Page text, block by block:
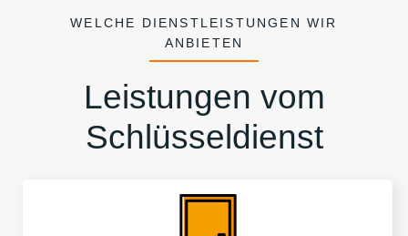
WELCHE DIENSTLEISTUNGEN WIR
ANBIETEN
Leistungen vom
Schlüsseldienst